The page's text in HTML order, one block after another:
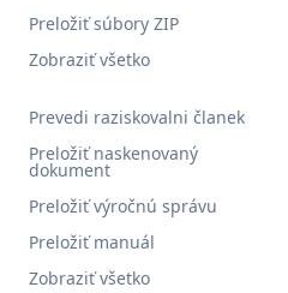
Prevedi raziskovalni članek
Preložiť naskenovaný
dokument
Preložiť výročnú správu
Preložiť manuál
Zobraziť všetko
Preložiť súbory ZIP
Zobraziť všetko